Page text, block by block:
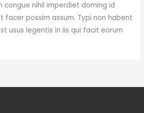
congue nihil imperdiet doming id
facer possim assum. Typi non habent
usus legentis in iis qui facit eorum